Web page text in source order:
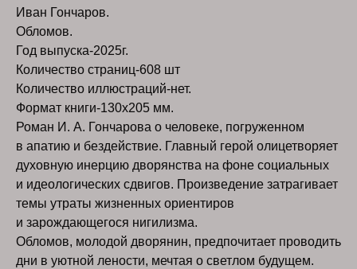
Иван Гончаров.
Обломов.
Год выпуска-2025г.
Количество страниц-608 шт
Количество иллюстраций-нет.
Формат книги-130х205 мм.
Роман И. А. Гончарова о человеке, погруженном
в апатию и бездействие. Главный герой олицетворяет
духовную инерцию дворянства на фоне социальных
и идеологических сдвигов. Произведение затрагивает
темы утраты жизненных ориентиров
и зарождающегося нигилизма.
Обломов, молодой дворянин, предпочитает проводить
дни в уютной лености, мечтая о светлом будущем.